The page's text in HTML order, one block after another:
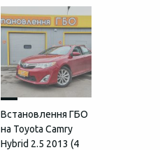
Встановлення ГБО
на Toyota Camry
Hybrid 2.5 2013 (4